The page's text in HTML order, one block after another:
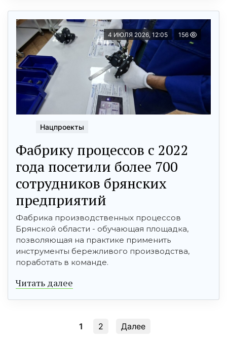
4 ИЮЛЯ 2026, 12:05 156
Нацпроекты
Фабрику процессов с 2022
года посетили более 700
сотрудников брянских
предприятий
Фабрика производственных процессов
Брянской области - обучающая площадка,
позволяющая на практике применить
инструменты бережливого производства,
поработать в команде.
Читать далее
1 2 Далее